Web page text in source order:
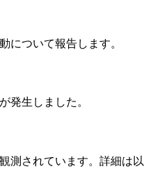
について報告します。
発生しました。
測されています。詳細は以